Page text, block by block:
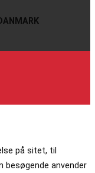
på sitet, til
besøgende anvender